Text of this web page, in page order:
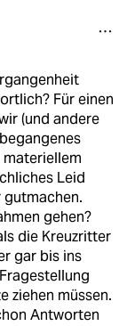
Für einen
(und andere
Leid
gutmachen.
gehen?
die Kreuzritter
gar bis ins
ziehen müssen.
Antworten